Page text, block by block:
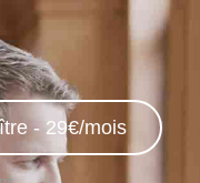
- 29€/mois